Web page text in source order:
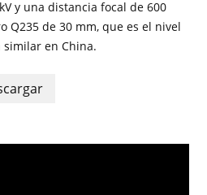
y una distancia focal de 600
Q235 de 30 mm, que es el nivel
en China.